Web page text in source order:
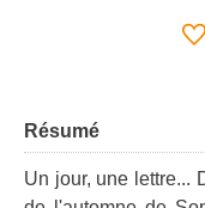
Résumé
Un jour, une lettre...